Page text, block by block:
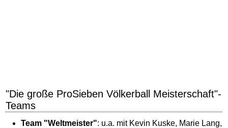
"Die große ProSieben Völkerball Meisterschaft"-
Teams
Team "Weltmeister": u.a. mit Kevin Kuske, Marie Lang,